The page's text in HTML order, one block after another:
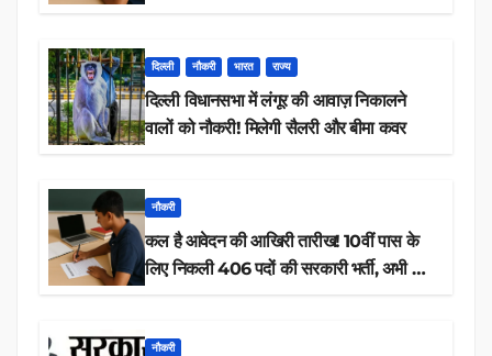
दिल्ली नौकरी भारत राज्य
दिल्ली विधानसभा में लंगूर की आवाज़ निकालने
वालों को नौकरी! मिलेगी सैलरी और बीमा कवर
नौकरी
कल है आवेदन की आखिरी तारीख! 10वीं पास के
लिए निकली 406 पदों की सरकारी भर्ती, अभी करें
नौकरी